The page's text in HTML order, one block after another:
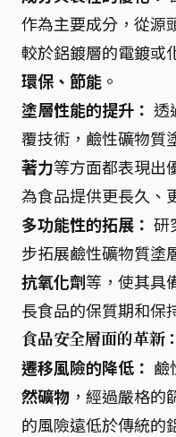
作為主要成分，從源
較於鋁鍍層的電鍍或
環保、節能 。
塗層性能的提升： 透
覆技術，鹼性礦物質
著力等方面都表現出
為食品提供更長久、
多功能性的拓展： 研
步拓展鹼性礦物質塗
抗氧化劑等，使其具
長食品的保質期和保
食品安全層面的革新：
遷移風險的降低： 鹼
然礦物 ，經過嚴格
的風險遠低於傳統的